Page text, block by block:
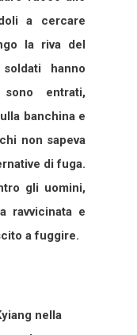
a cercare
la riva del
hanno
entrati,
banchina e
non sapeva
di fuga.
gli uomini,
ravvicinata e
a fuggire.
nella